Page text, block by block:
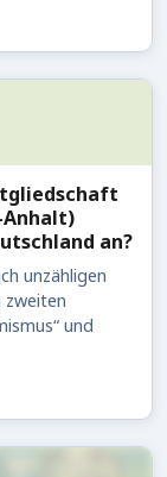
Anhalt)
an?
unzähligen
zweiten
und